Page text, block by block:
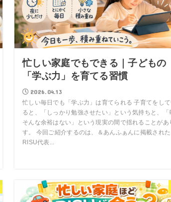
忙しい家庭でもできる｜子どもの
「学ぶ力」を育てる習慣
2026.04.13
忙しい毎日でも「学ぶ力」は育てられる 子育てをし
ると、「しっかり勉強させたい」という気持ちと、「
そんな余裕はない」という現実の間で揺れることがあ
す。 今回ご紹介するのは、＆あんふぁんに掲載された
RISU代表...